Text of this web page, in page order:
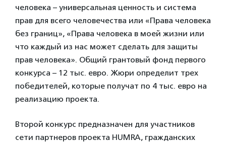
человека – универсальная ценность и система
прав для всего человечества или «Права человека
без границ», «Права человека в моей жизни или
что каждый из нас может сделать для защиты
прав человека». Общий грантовый фонд первого
конкурса – 12 тыс. евро. Жюри определит трех
победителей, которые получат по 4 тыс. евро на
реализацию проекта.
Второй конкурс предназначен для участников
сети партнеров проекта HUMRA, гражданских